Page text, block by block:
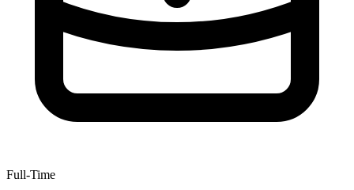
Full-Time